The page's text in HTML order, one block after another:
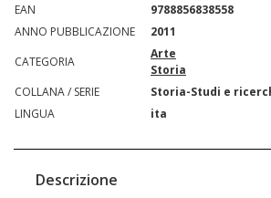
EAN
9788856838558
ANNO PUBBLICAZIONE
2011
CATEGORIA
Arte
Storia
COLLANA / SERIE
Storia-Studi e
LINGUA
ita
Descrizione